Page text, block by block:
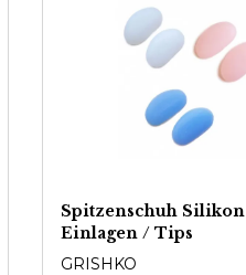
Spitzenschuh Silikon
Einlagen / Tips
GRISHKO